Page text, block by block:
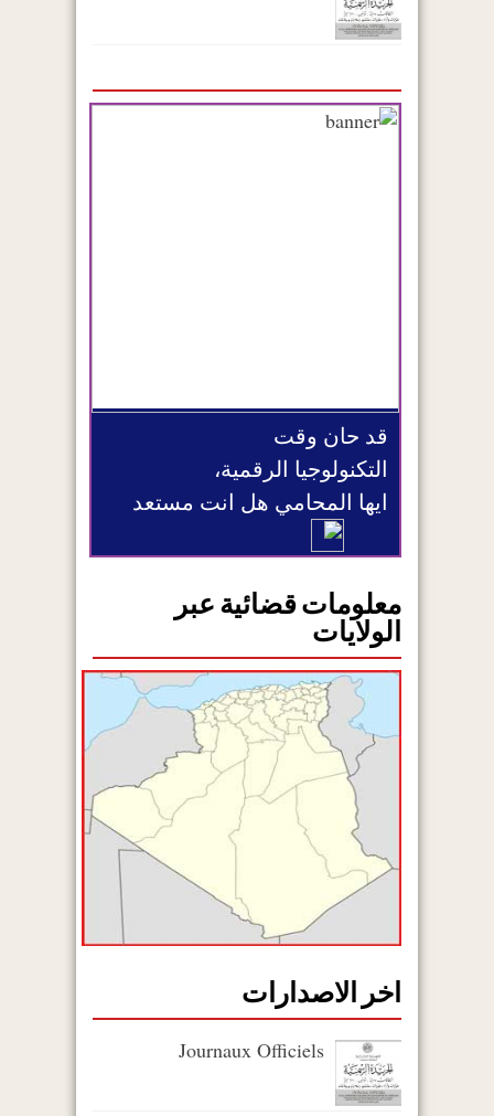
قد حان وقت
التكنولوجيا الرقمية،
ايها المحامي هل انت مستعد
معلومات قضائية عبر
الولايات
اخر الاصدارات
Journaux Officiels